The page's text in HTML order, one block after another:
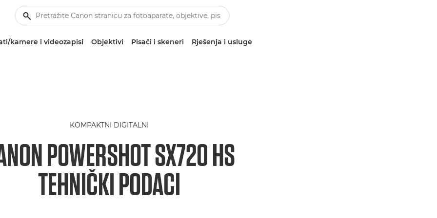
kamere i videozapisi Objektivi Pisači i skeneri Rješenja i usluge
KOMPAKTNI DIGITALNI
POWERSHOT SX720 HS
TEHNIČKI PODACI